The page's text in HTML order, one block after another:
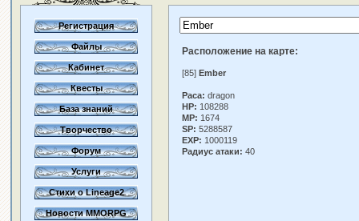
Регистрация
Файлы
Кабинет
Квесты
База знаний
Творчество
Форум
Услуги
Стихи о Lineage2
Новости MMORPG
Расположение на карте:
[85] Ember
Раса: dragon
HP: 108288
MP: 1674
SP: 5288587
EXP: 1000119
Радиус атаки: 40